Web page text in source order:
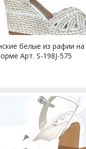
белые из рафии на
Арт. S-198J-575